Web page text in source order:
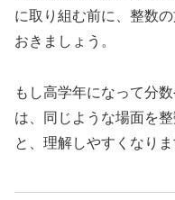
に取り組む前に、整数
おきましょう。
もし高学年になって分
は、同じような場面を
と、理解しやすくなりま